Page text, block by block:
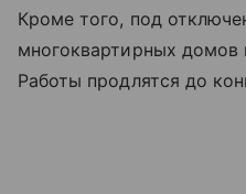
Кроме того, под
многоквартирных
Работы продлятся до